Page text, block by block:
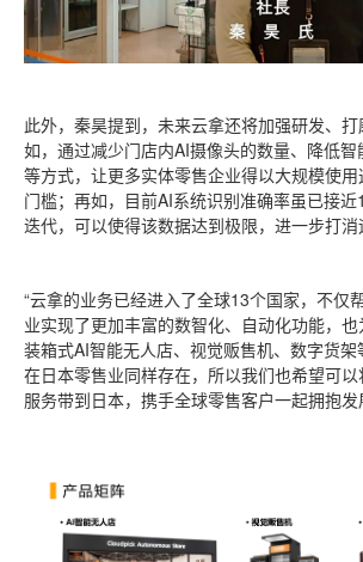
此外，秦昊提到，未来云拿还将加强研发、
如，通过减少门店内AI摄像头的数量、降低
等方式，让更多实体零售企业得以大规模使
门槛；再如，目前AI系统识别准确率虽已接
迭代，可以使得该数据达到极限，进一步打
“云拿的业务已经进入了全球13个国家，不仅
业实现了更加丰富的数智化、自动化功能，
装箱式AI智能无人店、视觉贩售机、数字货
在日本零售业同样存在，所以我们也希望可以
服务带到日本，携手全球零售客户一起拥抱发